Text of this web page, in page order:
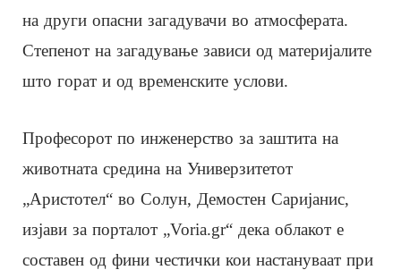
на други опасни загадувачи во атмосферата.
Степенот на загадување зависи од материјалите
што горат и од временските услови.
Професорот по инженерство за заштита на
животната средина на Универзитетот
„Аристотел“ во Солун, Демостен Саријанис,
изјави за порталот „Voria.gr“ дека облакот е
составен од фини честички кои настануваат при